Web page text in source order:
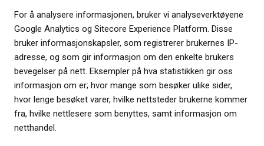
For å analysere informasjonen, bruker vi analyseverktøyene
Google Analytics og Sitecore Experience Platform. Disse
bruker informasjonskapsler, som registrerer brukernes IP-
adresse, og som gir informasjon om den enkelte brukers
bevegelser på nett. Eksempler på hva statistikken gir oss
informasjon om er; hvor mange som besøker ulike sider,
hvor lenge besøket varer, hvilke nettsteder brukerne kommer
fra, hvilke nettlesere som benyttes, samt informasjon om
netthandel.